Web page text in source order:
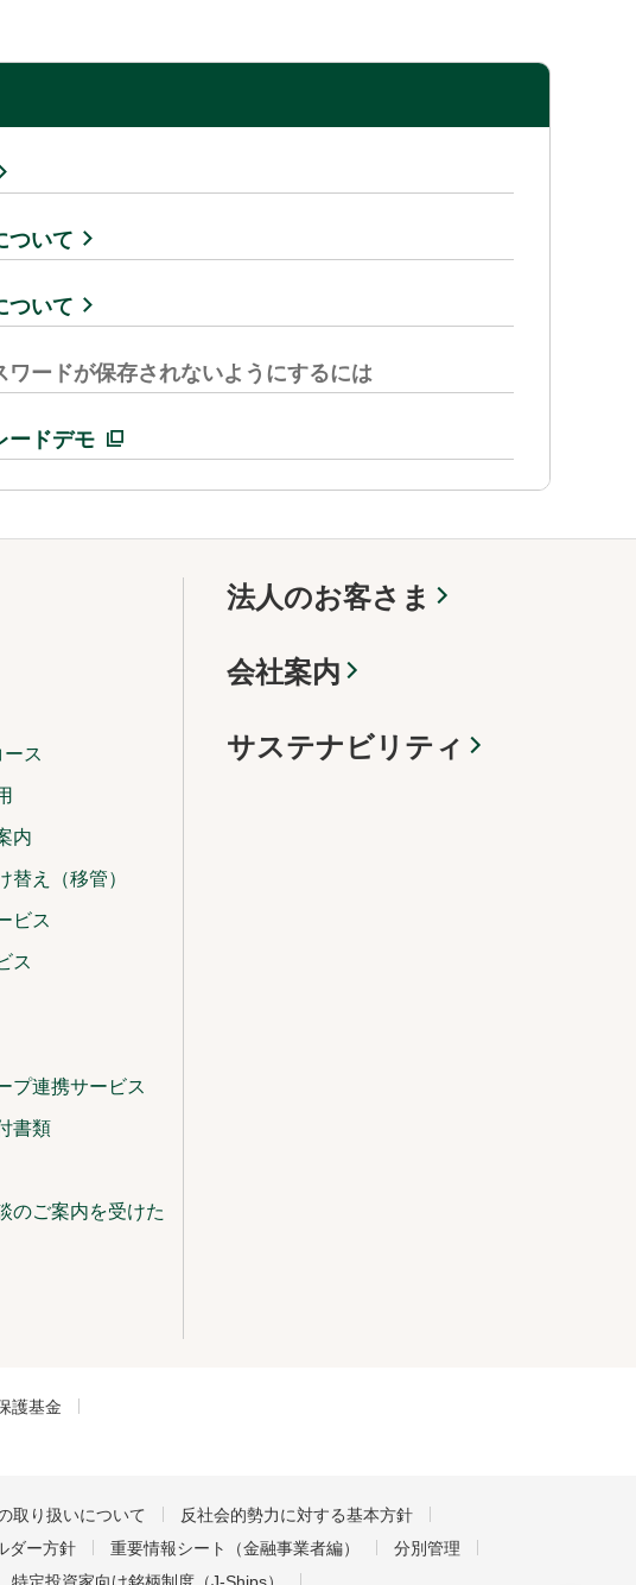
ついて
ついて
ワードが保存されないようにするには
ードデモ
ス
内
替え（移管）
ビス
ス
プ連携サービス
書類
のご案内を受けた
法人のお客さま
会社案内
サステナビリティ
護基金
取り扱いについて
反社会的勢力に対する基本方針
ダー方針 重要情報シート（金融事業者編）
分別管理
特定投資家向け銘柄制度（J-Ships）